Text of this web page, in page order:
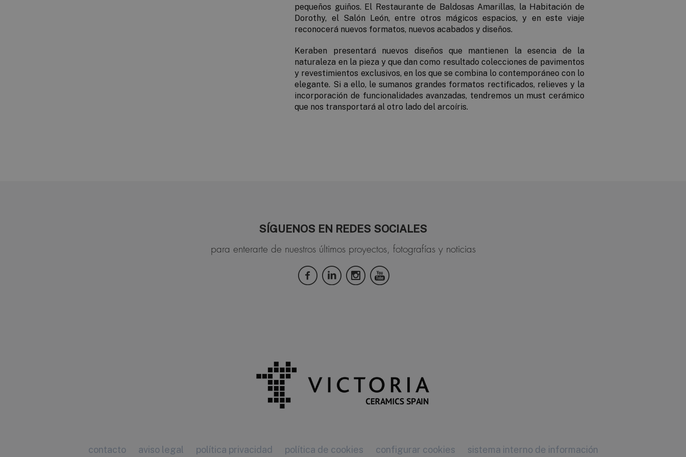
pequeños guiños. El Restaurante de Baldosas Amarillas, la Habitación de
Dorothy, el Salón León,entre otros mágicos espacios, y en este viaje
reconocerá nuevos formatos, nuevos acabados y diseños.
Keraben presentará nuevos diseños que mantienen la esencia de la
naturaleza en la pieza y que dan como resultado colecciones de pavimentos
y revestimientos exclusivos, en los que se combina lo contemporáneo con lo
elegante. Si a ello, le sumanos grandes formatos rectificados, relieves y la
incorporación de funcionalidades avanzadas, tendremos un must cerámico
que nos transportará al otro lado del arcoíris.
SÍGUENOS EN REDES SOCIALES
para enterarte de nuestros últimos proyectos, fotografías y noticias
contacto aviso legal política privacidad política de cookies configurar cookies sistema interno de información